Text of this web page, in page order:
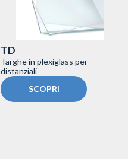
TD
Targhe in plexiglass per
distanziali
SCOPRI